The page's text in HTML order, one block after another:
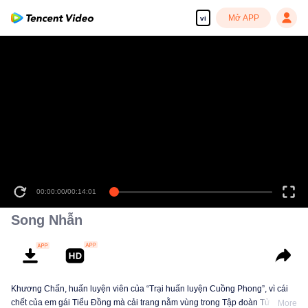
vi Mở APP
00:00:00/00:14:01
Song Nhẫn
Khương Chấn, huấn luyện viên của “Trại huấn luyện Cuồng Phong”, vì cái
chết của em gái Tiểu Đồng mà cải trang nằm vùng trong Tập đoàn Tử TinhMore